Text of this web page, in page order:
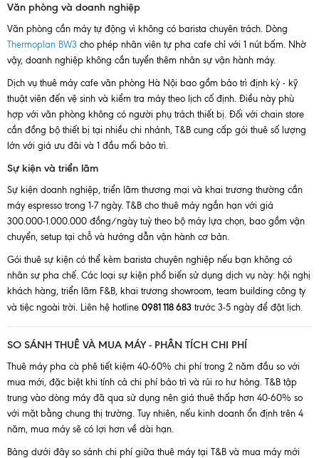
Văn phòng và doanh nghiệp
Văn phòng cần máy tự động vì không có barista chuyên trách. Dòng
Thermoplan BW3 cho phép nhân viên tự pha cafe chỉ với 1 nút bấm. Nhờ
vậy, doanh nghiệp không cần tuyển thêm nhân sự vận hành máy.
Dịch vụ thuê máy cafe văn phòng Hà Nội bao gồm bảo trì định kỳ - kỹ
thuật viên đến vệ sinh và kiểm tra máy theo lịch cố định. Điều này phù
hợp với văn phòng không có người phụ trách thiết bị. Đối với chain store
cần đồng bộ thiết bị tại nhiều chi nhánh, T&B cung cấp gói thuê số lượng
lớn với giá ưu đãi và 1 đầu mối bảo trì.
Sự kiện và triển lãm
Sự kiện doanh nghiệp, triển lãm thương mại và khai trương thường cần
máy espresso trong 1-7 ngày. T&B cho thuê máy ngắn hạn với giá
300.000-1.000.000 đồng/ngày tuỳ theo bộ máy lựa chọn, bao gồm vận
chuyển, setup tại chỗ và hướng dẫn vận hành cơ bản.
Gói thuê sự kiện có thể kèm barista chuyên nghiệp nếu bạn không có
nhân sự pha chế. Các loại sự kiện phổ biến sử dụng dịch vụ này: hội nghị
khách hàng, triển lãm F&B, khai trương showroom, team building công ty
và tiệc ngoài trời. Liên hệ hotline 0981 118 683 trước 3-5 ngày để đặt lịch.
SO SÁNH THUÊ VÀ MUA MÁY - PHÂN TÍCH CHI PHÍ
Thuê máy pha cà phê tiết kiệm 40-60% chi phí trong 2 năm đầu so với
mua mới, đặc biệt khi tính cả chi phí bảo trì và rủi ro hư hỏng. T&B tập
trung vào dòng máy đã qua sử dụng nên giá thuê thấp hơn 40-60% so
với mặt bằng chung thị trường. Tuy nhiên, nếu kinh doanh ổn định trên 4
năm, mua máy sẽ có lợi hơn về dài hạn.
Bảng dưới đây so sánh chi phí giữa thuê máy tại T&B và mua máy mới